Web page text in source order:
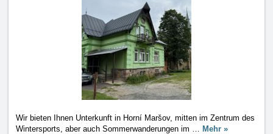
Wir bieten Ihnen Unterkunft in Horní Maršov, mitten im Zentrum des
Wintersports, aber auch Sommerwanderungen im … Mehr »